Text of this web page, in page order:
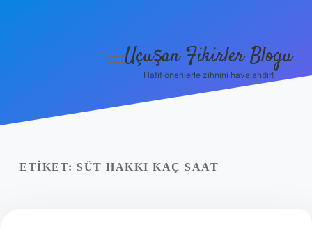
Yasal Uyarı
menüyü
Uçuşan Fikirler Blogu
Hafif önerilerle zihnini havalandır!
ETIKET: SÜT HAKKI KAÇ SAAT